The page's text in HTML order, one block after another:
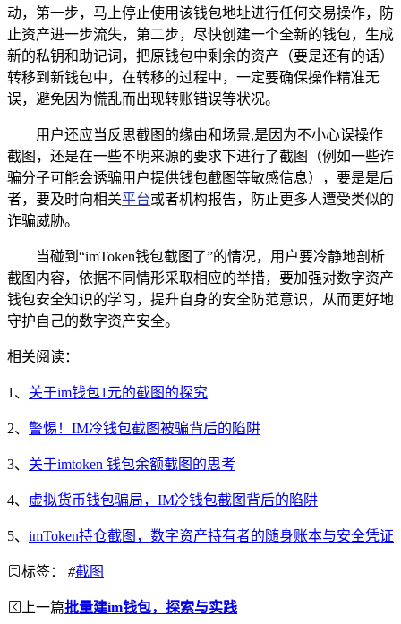
动，第一步，马上停止使用该钱包地址进行任何交易操作，防
止资产进一步流失，第二步，尽快创建一个全新的钱包，生成
新的私钥和助记词，把原钱包中剩余的资产（要是还有的话）
转移到新钱包中，在转移的过程中，一定要确保操作精准无
误，避免因为慌乱而出现转账错误等状况。
用户还应当反思截图的缘由和场景,是因为不小心误操作
截图，还是在一些不明来源的要求下进行了截图（例如一些诈
骗分子可能会诱骗用户提供钱包截图等敏感信息），要是是后
者，要及时向相关平台或者机构报告，防止更多人遭受类似的
诈骗威胁。
当碰到“imToken钱包截图了”的情况，用户要冷静地剖析
截图内容，依据不同情形采取相应的举措，要加强对数字资产
钱包安全知识的学习，提升自身的安全防范意识，从而更好地
守护自己的数字资产安全。
相关阅读：
1、 关于im钱包1元的截图的探究
2、 警惕！IM冷钱包截图被骗背后的陷阱
3、 关于imtoken 钱包余额截图的思考
4、 虚拟货币钱包骗局，IM冷钱包截图背后的陷阱
5、 imToken持仓截图，数字资产持有者的随身账本与安全凭证
标签： #截图
上一篇批量建im钱包，探索与实践